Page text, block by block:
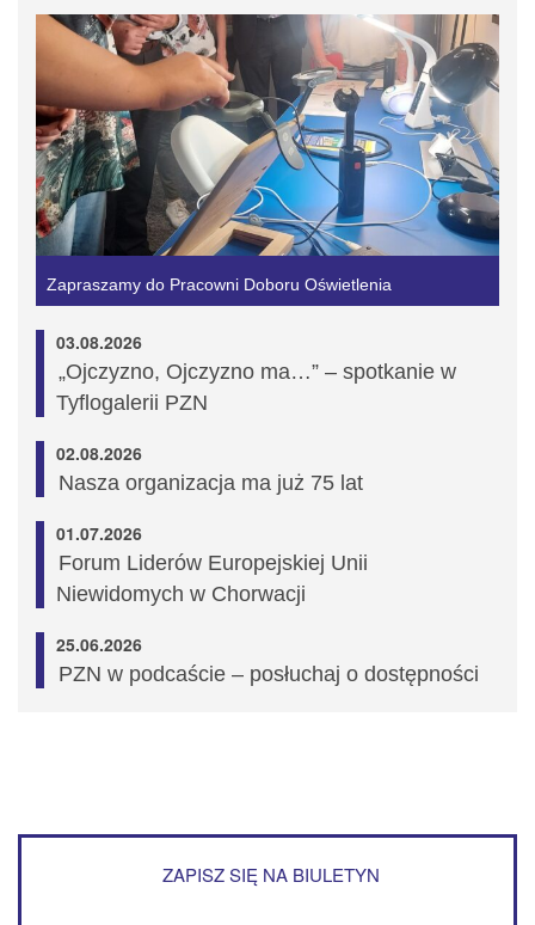
Zapraszamy do Pracowni Doboru Oświetlenia
03.08.2026
„Ojczyzno, Ojczyzno ma…” – spotkanie w
Tyflogalerii PZN
02.08.2026
Nasza organizacja ma już 75 lat
01.07.2026
Forum Liderów Europejskiej Unii
Niewidomych w Chorwacji
25.06.2026
PZN w podcaście – posłuchaj o dostępności
ZAPISZ SIĘ NA BIULETYN